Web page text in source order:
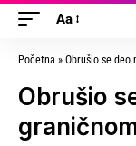
Aa
Početna » Obrušio se deo
Obrušio